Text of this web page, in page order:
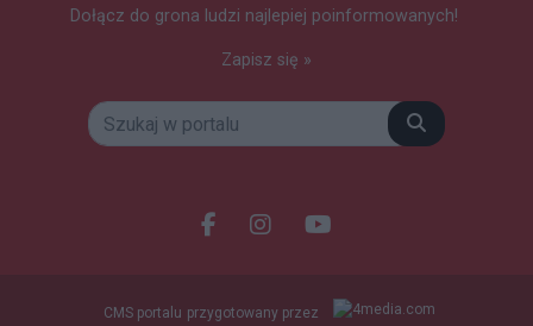
Dołącz do grona ludzi najlepiej poinformowanych!
Zapisz się »
Szukaj
Facebook.com
Instagram.com
Youtube.com
CMS portalu przygotowany przez